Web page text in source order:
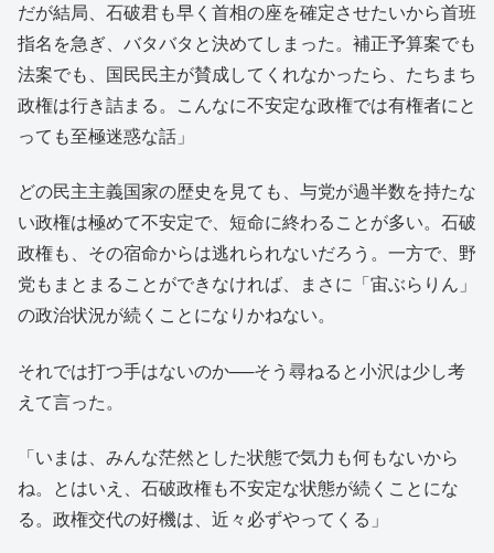
だが結局、石破君も早く首相の座を確定させたいから首班
指名を急ぎ、バタバタと決めてしまった。補正予算案でも
法案でも、国民民主が賛成してくれなかったら、たちまち
政権は行き詰まる。こんなに不安定な政権では有権者にと
っても至極迷惑な話」
どの民主主義国家の歴史を見ても、与党が過半数を持たな
い政権は極めて不安定で、短命に終わることが多い。石破
政権も、その宿命からは逃れられないだろう。一方で、野
党もまとまることができなければ、まさに「宙ぶらりん」
の政治状況が続くことになりかねない。
それでは打つ手はないのか──そう尋ねると小沢は少し考
えて言った。
「いまは、みんな茫然とした状態で気力も何もないから
ね。とはいえ、石破政権も不安定な状態が続くことにな
る。政権交代の好機は、近々必ずやってくる」